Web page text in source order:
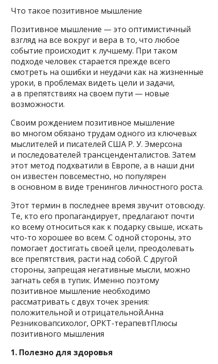
Что такое позитивное мышление
Позитивное мышление — это оптимистичный
взгляд на все вокруг и вера в то, что любое
событие происходит к лучшему. При таком
подходе человек старается прежде всего
смотреть на ошибки и неудачи как на жизненные
уроки, в проблемах видеть цели и задачи,
а в препятствиях на своем пути — новые
возможности.
Своим рождением позитивное мышление
во многом обязано трудам одного из ключевых
мыслителей и писателей США Р. У. Эмерсона
и последователей трансценденталистов. Затем
этот метод подхватили в Европе, а в наши дни
он известен повсеместно, но популярен
в основном в виде тренингов личностного роста.
Этот термин в последнее время звучит отовсюду.
Те, кто его пропагандирует, предлагают почти
ко всему относиться как к подарку свыше, искать
что-то хорошее во всем. С одной стороны, это
помогает достигать своей цели, преодолевать
все препятствия, расти над собой. С другой
стороны, запрещая негативные мысли, можно
загнать себя в тупик. Именно поэтому
позитивное мышление необходимо
рассматривать с двух точек зрения:
положительной и отрицательной.Анна
Резниковапсихолог, ОРКТ-терапевтПлюсы
позитивного мышления
1. Полезно для здоровья